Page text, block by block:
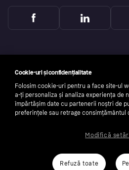
Înregistrare a Societăților Comerciale din Suedia:
Cookie-uri și confidențialitate
Folosim cookie-uri pentru a face site-ul
a-ți personaliza și analiza experiența de
împărtășim date cu partenerii noștri de
preferințele sau retrage consimțământul
Refuză toate
Modifică